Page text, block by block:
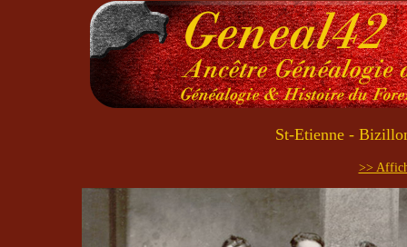
St-Etienne -
>>